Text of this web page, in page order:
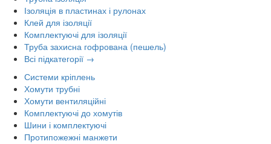
Ізоляція в пластинах і рулонах
Клей для ізоляції
Комплектуючі для ізоляції
Труба захисна гофрована (пешель)
Всі підкатегорії →
Системи кріплень
Хомути трубні
Хомути вентиляційні
Комплектуючі до хомутів
Шини і комплектуючі
Протипожежні манжети